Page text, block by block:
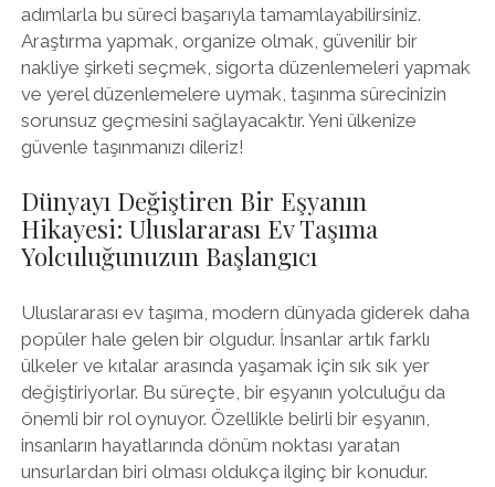
adımlarla bu süreci başarıyla tamamlayabilirsiniz.
Araştırma yapmak, organize olmak, güvenilir bir
nakliye şirketi seçmek, sigorta düzenlemeleri yapmak
ve yerel düzenlemelere uymak, taşınma sürecinizin
sorunsuz geçmesini sağlayacaktır. Yeni ülkenize
güvenle taşınmanızı dileriz!
Dünyayı Değiştiren Bir Eşyanın
Hikayesi: Uluslararası Ev Taşıma
Yolculuğunuzun Başlangıcı
Uluslararası ev taşıma, modern dünyada giderek daha
popüler hale gelen bir olgudur. İnsanlar artık farklı
ülkeler ve kıtalar arasında yaşamak için sık sık yer
değiştiriyorlar. Bu süreçte, bir eşyanın yolculuğu da
önemli bir rol oynuyor. Özellikle belirli bir eşyanın,
insanların hayatlarında dönüm noktası yaratan
unsurlardan biri olması oldukça ilginç bir konudur.